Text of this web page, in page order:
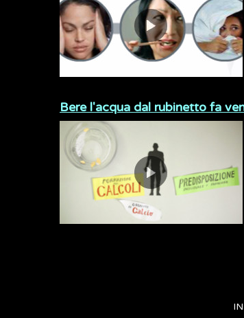
Bere l'acqua dal rubinetto fa